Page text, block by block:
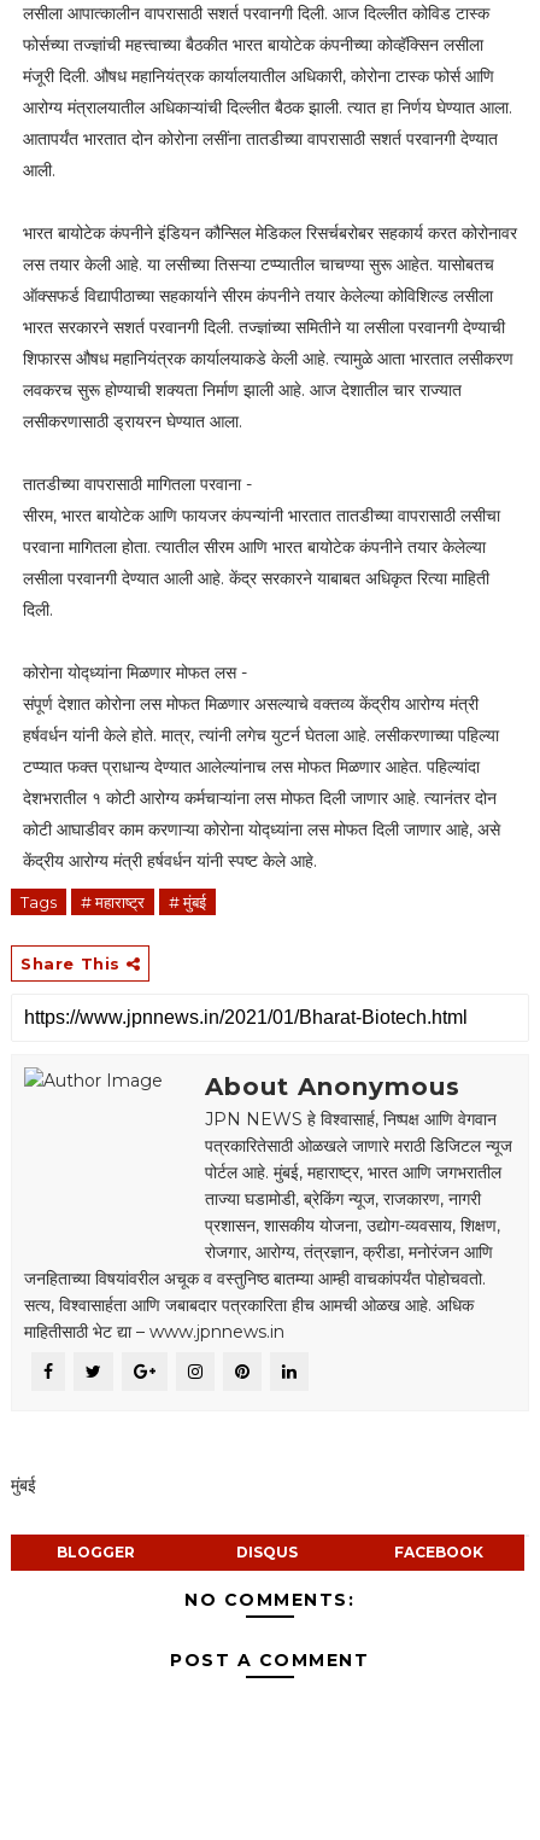
लसीला आपात्कालीन वापरासाठी सशर्त परवानगी दिली. आज दिल्लीत कोविड टास्क
फोर्सच्या तज्ज्ञांची महत्त्वाच्या बैठकीत भारत बायोटेक कंपनीच्या कोव्हॅक्सिन लसीला
मंजूरी दिली. औषध महानियंत्रक कार्यालयातील अधिकारी, कोरोना टास्क फोर्स आणि
आरोग्य मंत्रालयातील अधिकाऱ्यांची दिल्लीत बैठक झाली. त्यात हा निर्णय घेण्यात आला.
आतापर्यंत भारतात दोन कोरोना लसींना तातडीच्या वापरासाठी सशर्त परवानगी देण्यात
आली.
भारत बायोटेक कंपनीने इंडियन कौन्सिल मेडिकल रिसर्चबरोबर सहकार्य करत कोरोनावर
लस तयार केली आहे. या लसीच्या तिसऱ्या टप्प्यातील चाचण्या सुरू आहेत. यासोबतच
ऑक्सफर्ड विद्यापीठाच्या सहकार्याने सीरम कंपनीने तयार केलेल्या कोविशिल्ड लसीला
भारत सरकारने सशर्त परवानगी दिली. तज्ज्ञांच्या समितीने या लसीला परवानगी देण्याची
शिफारस औषध महानियंत्रक कार्यालयाकडे केली आहे. त्यामुळे आता भारतात लसीकरण
लवकरच सुरू होण्याची शक्यता निर्माण झाली आहे. आज देशातील चार राज्यात
लसीकरणासाठी ड्रायरन घेण्यात आला.
तातडीच्या वापरासाठी मागितला परवाना -
सीरम, भारत बायोटेक आणि फायजर कंपन्यांनी भारतात तातडीच्या वापरासाठी लसीचा
परवाना मागितला होता. त्यातील सीरम आणि भारत बायोटेक कंपनीने तयार केलेल्या
लसीला परवानगी देण्यात आली आहे. केंद्र सरकारने याबाबत अधिकृत रित्या माहिती
दिली.
कोरोना योद्ध्यांना मिळणार मोफत लस -
संपूर्ण देशात कोरोना लस मोफत मिळणार असल्याचे वक्तव्य केंद्रीय आरोग्य मंत्री
हर्षवर्धन यांनी केले होते. मात्र, त्यांनी लगेच युटर्न घेतला आहे. लसीकरणाच्या पहिल्या
टप्प्यात फक्त प्राधान्य देण्यात आलेल्यांनाच लस मोफत मिळणार आहेत. पहिल्यांदा
देशभरातील १ कोटी आरोग्य कर्मचाऱ्यांना लस मोफत दिली जाणार आहे. त्यानंतर दोन
कोटी आघाडीवर काम करणाऱ्या कोरोना योद्ध्यांना लस मोफत दिली जाणार आहे, असे
केंद्रीय आरोग्य मंत्री हर्षवर्धन यांनी स्पष्ट केले आहे.
Tags # महाराष्ट्र # मुंबई
Share This
About Anonymous
JPN NEWS हे विश्वासार्ह, निष्पक्ष आणि वेगवान
पत्रकारितेसाठी ओळखले जाणारे मराठी डिजिटल न्यूज
पोर्टल आहे. मुंबई, महाराष्ट्र, भारत आणि जगभरातील
ताज्या घडामोडी, ब्रेकिंग न्यूज, राजकारण, नागरी
प्रशासन, शासकीय योजना, उद्योग-व्यवसाय, शिक्षण,
रोजगार, आरोग्य, तंत्रज्ञान, क्रीडा, मनोरंजन आणि
जनहिताच्या विषयांवरील अचूक व वस्तुनिष्ठ बातम्या आम्ही वाचकांपर्यंत पोहोचवतो.
सत्य, विश्वासार्हता आणि जबाबदार पत्रकारिता हीच आमची ओळख आहे. अधिक
माहितीसाठी भेट द्या – www.jpnnews.in
मुंबई
BLOGGER DISQUS FACEBOOK
NO COMMENTS:
POST A COMMENT